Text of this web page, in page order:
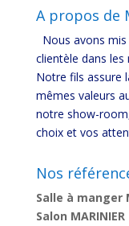
A propos de
Nous avons
clientèle dans
Notre fils assure
mêmes valeurs
notre show-
choix et vos
Nos
Salle à manger
Salon MARINIER